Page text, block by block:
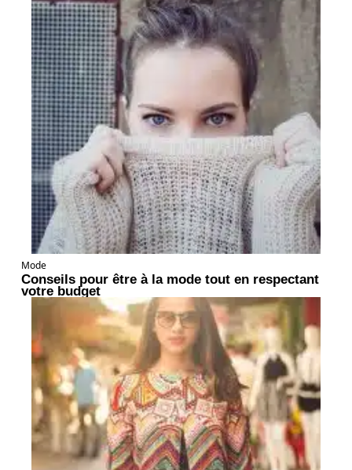
Mode
Conseils pour être à la mode tout en respectant
votre budget